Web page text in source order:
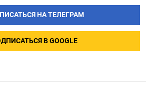
НА ТЕЛЕГРАМ
В GOOGLE